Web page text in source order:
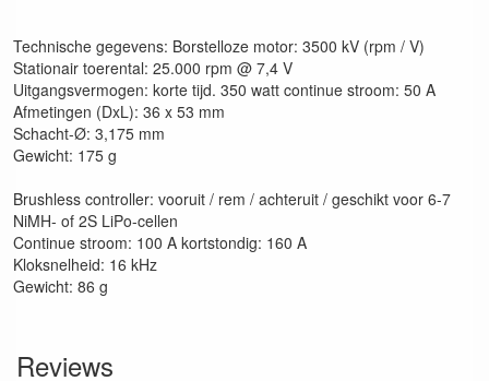
Technische gegevens: Borstelloze motor: 3500 kV (rpm / V)
Stationair toerental: 25.000 rpm @ 7,4 V
Uitgangsvermogen: korte tijd. 350 watt continue stroom: 50 A
Afmetingen (DxL): 36 x 53 mm
Schacht-Ø: 3,175 mm
Gewicht: 175 g
Brushless controller: vooruit / rem / achteruit / geschikt voor 6-7
NiMH- of 2S LiPo-cellen
Continue stroom: 100 A kortstondig: 160 A
Kloksnelheid: 16 kHz
Gewicht: 86 g
Reviews